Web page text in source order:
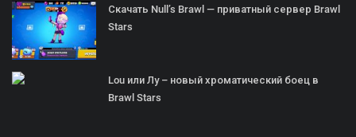
Скачать Null’s Brawl — приватный сервер Brawl
Stars
Lou или Лу – новый хроматический боец в
Brawl Stars